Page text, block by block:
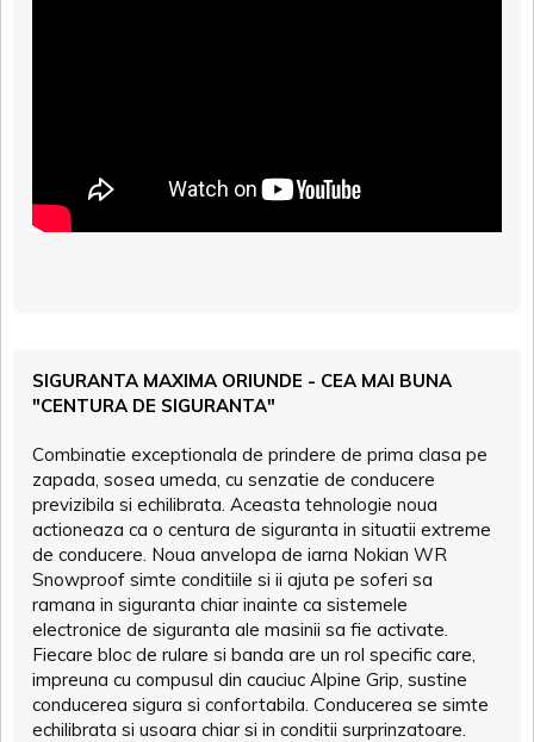
SIGURANTA MAXIMA ORIUNDE - CEA MAI BUNA
"CENTURA DE SIGURANTA"
Combinatie exceptionala de prindere de prima clasa pe
zapada, sosea umeda, cu senzatie de conducere
previzibila si echilibrata. Aceasta tehnologie noua
actioneaza ca o centura de siguranta in situatii extreme
de conducere. Noua anvelopa de iarna Nokian WR
Snowproof simte conditiile si ii ajuta pe soferi sa
ramana in siguranta chiar inainte ca sistemele
electronice de siguranta ale masinii sa fie activate.
Fiecare bloc de rulare si banda are un rol specific care,
impreuna cu compusul din cauciuc Alpine Grip, sustine
conducerea sigura si confortabila. Conducerea se simte
echilibrata si usoara chiar si in conditii surprinzatoare.